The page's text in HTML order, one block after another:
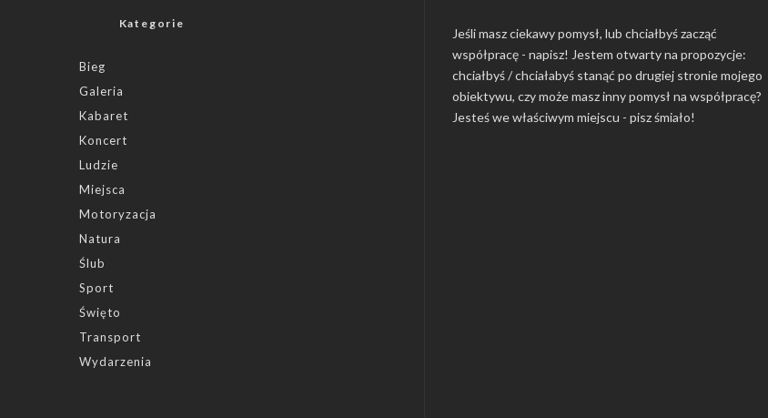
Kategorie
Bieg
Galeria
Kabaret
Koncert
Ludzie
Miejsca
Motoryzacja
Natura
Ślub
Sport
Święto
Transport
Wydarzenia
Jeśli masz ciekawy pomysł, lub chciałbyś zacząć
współpracę - napisz! Jestem otwarty na propozycje:
chciałbyś / chciałabyś stanąć po drugiej stronie mojego
obiektywu, czy może masz inny pomysł na współpracę?
Jesteś we właściwym miejscu - pisz śmiało!